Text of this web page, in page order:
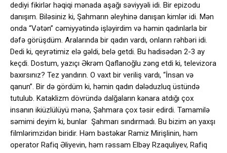
dediyi fikirlər həqiqi mənada aşağı səviyyəli idi. Bir epizodu
danışım. Biləsiniz ki, Şahmarın əleyhinə danışan kimlər idi. Mən
onda “Vətən” cəmiyyətində işləyirdim və həmin qadınlarla bir
dəfə görüşdüm. Aralarında bir qadın vardı, onların rəhbəri idi.
Dedi ki, qeyrətimiz elə gəldi, belə getdi. Bu hadisədən 2-3 ay
keçdi. Dostum, yazıçı Əkrəm Qaflanoğlu zəng etdi ki, televizora
baxırsınız? Tez yandırın. O vaxt bir veriliş vardı, “İnsan və
qanun”. Bir də gördüm ki, həmin qadın dələduzluq üstündə
tutulub. Kataklizm dövründə dalğaların kənara atdığı çox
insanın ikiüzlülüyü mənə, Şahmara çox təsir edirdi. Tamamilə
səmimi deyim ki, bunlar Şahmarı sındırmadı. Bu bizim ən yaxşı
filmlərimzidən biridir. Həm bəstəkar Ramiz Mirişlinin, həm
operator Rafiq Əliyevin, həm rəssam Elbəy Rzaquliyev, Rafiq